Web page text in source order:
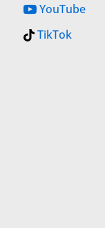
YouTube
TikTok